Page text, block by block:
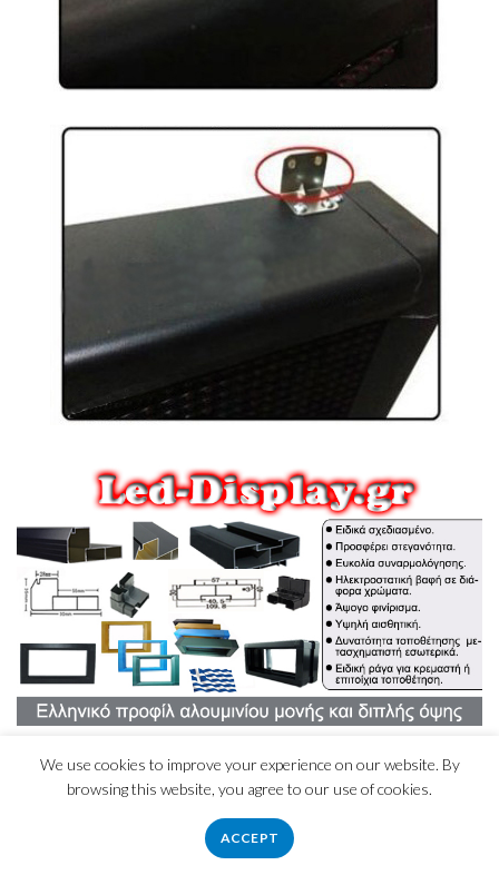
We use cookies to improve your experience on our website. By
browsing this website, you agree to our use of cookies.
ACCEPT